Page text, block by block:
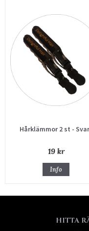
Hårklämmor 2 st -
19 kr
Info
HITTA